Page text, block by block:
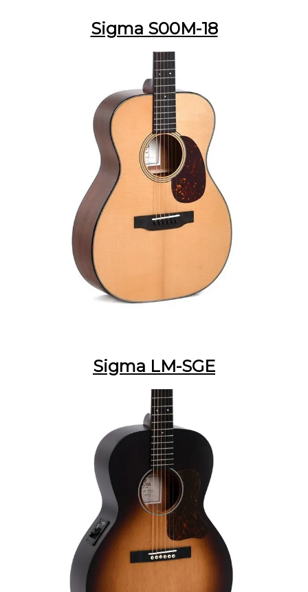
Sigma S00M-18
Sigma LM-SGE